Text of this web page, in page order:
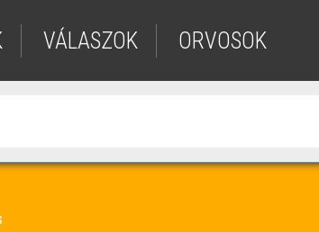
VÁLASZOK ORVOSOK